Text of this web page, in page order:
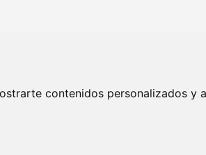
contenidos personalizados y